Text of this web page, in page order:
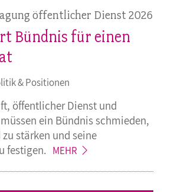
öffentlicher Dienst 2026
Bündnis für einen
& Positionen
öffentlicher Dienst und
ein Bündnis schmieden,
stärken und seine
festigen. MEHR